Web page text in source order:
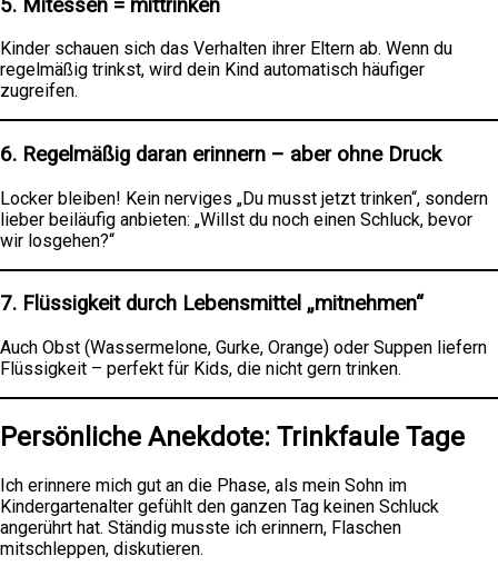
5. Mitessen = mittrinken
Kinder schauen sich das Verhalten ihrer Eltern ab. Wenn du
regelmäßig trinkst, wird dein Kind automatisch häufiger
zugreifen.
6. Regelmäßig daran erinnern – aber ohne Druck
Locker bleiben! Kein nerviges „Du musst jetzt trinken“, sondern
lieber beiläufig anbieten: „Willst du noch einen Schluck, bevor
wir losgehen?“
7. Flüssigkeit durch Lebensmittel „mitnehmen“
Auch Obst (Wassermelone, Gurke, Orange) oder Suppen liefern
Flüssigkeit – perfekt für Kids, die nicht gern trinken.
Persönliche Anekdote: Trinkfaule Tage
Ich erinnere mich gut an die Phase, als mein Sohn im
Kindergartenalter gefühlt den ganzen Tag keinen Schluck
angerührt hat. Ständig musste ich erinnern, Flaschen
mitschleppen, diskutieren.